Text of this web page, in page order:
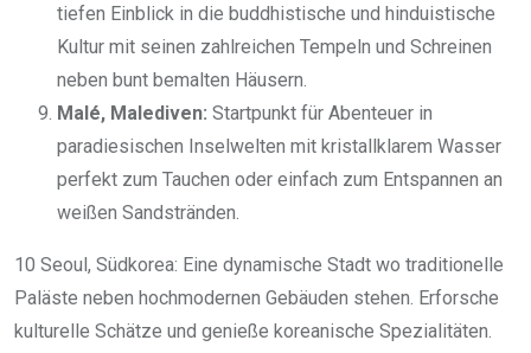
tiefen Einblick in die buddhistische und hinduistische
Kultur mit seinen zahlreichen Tempeln und Schreinen
neben bunt bemalten Häusern.
Malé, Malediven: Startpunkt für Abenteuer in
paradiesischen Inselwelten mit kristallklarem Wasser
perfekt zum Tauchen oder einfach zum Entspannen an
weißen Sandstränden.
10 Seoul, Südkorea: Eine dynamische Stadt wo traditionelle
Paläste neben hochmodernen Gebäuden stehen. Erforsche
kulturelle Schätze und genieße koreanische Spezialitäten.